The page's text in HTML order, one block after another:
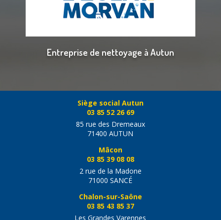
Entreprise de nettoyage à Autun
Siège social Autun
03 85 52 26 69
85 rue des Dremeaux
71400 AUTUN
Mâcon
03 85 39 08 08
2 rue de la Madone
71000 SANCÉ
Chalon-sur-Saône
03 85 43 85 37
Les Grandes Varennes